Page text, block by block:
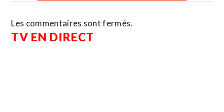
Les commentaires sont fermés.
TV EN DIRECT